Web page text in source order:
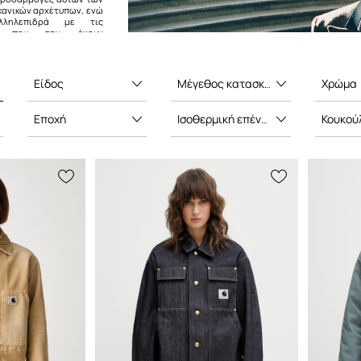
αρχέτυπων, ενώ
με τις
που την έχουν
Είδος Μέγεθος κατασκευαστή Χρώμα
Εποχή Ισοθερμική επένδυση